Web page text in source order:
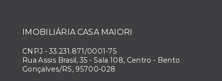
IMOBILIÁRIA CASA MAIORI
CNPJ - 33.231.871/0001-75
Rua Assis Brasil, 35 - Sala 108, Centro - Bento
Gonçalves/RS, 95700-028